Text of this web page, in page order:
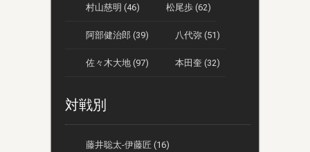
村山慈明 (46) 松尾歩 (62)
阿部健治郎 (39) 八代弥 (51)
佐々木大地 (97) 本田奎 (32)
対戦別
藤井聡太-伊藤匠 (16)